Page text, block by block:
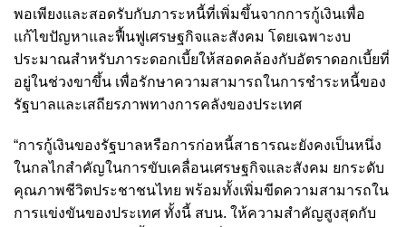
พอเพียงและสอดรับกับภาระหนี้ที่เพิ่มขึ้นจากการกู้เงินเพื่อ
แก้ไขปัญหาและฟื้นฟูเศรษฐกิจและสังคม โดยเฉพาะงบ
ประมาณสำหรับภาระดอกเบี้ยให้สอดคล้องกับอัตราดอกเบี้ยที่
อยู่ในช่วงขาขึ้น เพื่อรักษาความสามารถในการชำระหนี้ของ
รัฐบาลและเสถียรภาพทางการคลังของประเทศ
“การกู้เงินของรัฐบาลหรือการก่อหนี้สาธารณะยังคงเป็นหนึ่ง
ในกลไกสำคัญในการขับเคลื่อนเศรษฐกิจและสังคม ยกระดับ
คุณภาพชีวิตประชาชนไทย พร้อมทั้งเพิ่มขีดความสามารถใน
การแข่งขันของประเทศ ทั้งนี้ สบน. ให้ความสำคัญสูงสุดกับ